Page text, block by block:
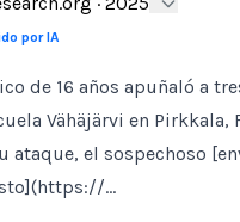
por IA
de 16 años apuñaló a
Vähäjärvi en Pirkkala,
ataque, el sospechoso
…